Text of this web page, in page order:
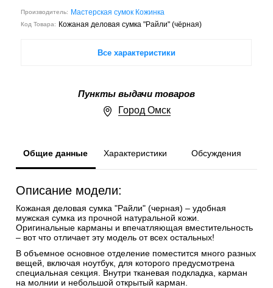
Производитель: Мастерская сумок Кожинка
Код Товара: Кожаная деловая сумка "Райли" (чёрная)
Все характеристики
Пункты выдачи товаров
Город Омск
Общие данные Характеристики Обсуждения
Описание модели:
Кожаная деловая сумка "Райли" (черная) – удобная
мужская сумка из прочной натуральной кожи.
Оригинальные карманы и впечатляющая вместительность
– вот что отличает эту модель от всех остальных!
В объемное основное отделение поместится много разных
вещей, включая ноутбук, для которого предусмотрена
специальная секция. Внутри тканевая подкладка, карман
на молнии и небольшой открытый карман.